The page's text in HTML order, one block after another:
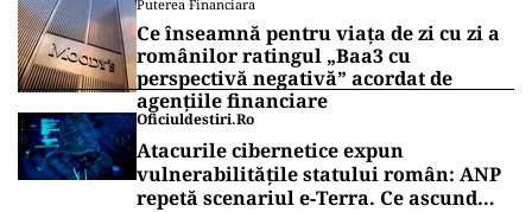
Puterea Financiara
Ce înseamnă pentru viața de zi cu zi a
românilor ratingul „Baa3 cu
perspectivă negativă” acordat de
agențiile financiare
Oficiuldestiri.ro
Atacurile cibernetice expun
vulnerabilitățile statului român: ANP
repetă scenariul e‑Terra. Ce ascund